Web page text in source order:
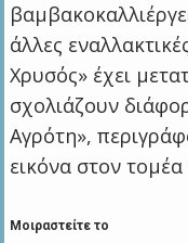
άλλες
Χρυσός» έχει
σχολιάζουν
Αγρότη»,
εικόνα στον τομέα
Μοιραστείτε το